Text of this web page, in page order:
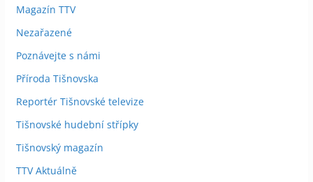
Magazín TTV
Nezařazené
Poznávejte s námi
Příroda Tišnovska
Reportér Tišnovské televize
Tišnovské hudební střípky
Tišnovský magazín
TTV Aktuálně